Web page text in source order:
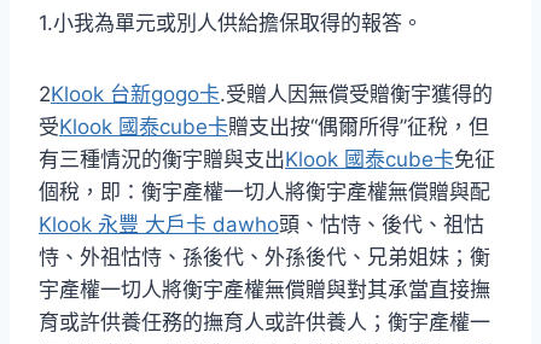
1.小我為單元或別人供給擔保取得的報答。
2Klook 台新gogo卡.受贈人因無償受贈衡宇獲得的
受Klook 國泰cube卡贈支出按“偶爾所得”征稅，但
有三種情況的衡宇贈與支出Klook 國泰cube卡免征
個稅，即：衡宇產權一切人將衡宇產權無償贈與配
Klook 永豐 大戶卡 dawho頭、怙恃、後代、祖怙
恃、外祖怙恃、孫後代、外孫後代、兄弟姐妹；衡
宇產權一切人將衡宇產權無償贈與對其承當直接撫
育或許供養任務的撫育人或許供養人；衡宇產權一